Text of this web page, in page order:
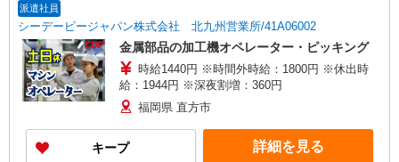
派遣社員
シーデーピージャパン株式会社 北九州営業所/41A06002
金属部品の加工機オペレーター・ピッキング
時給1440円 ※時間外時給：1800円 ※休出時
給：1944円 ※深夜割増：360円
福岡県 直方市
キープ 詳細を見る